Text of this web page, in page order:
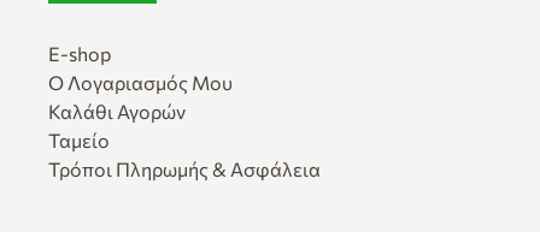
E-shop
Ο Λογαριασμός Μου
Καλάθι Αγορών
Ταμείο
Τρόποι Πληρωμής & Ασφάλεια